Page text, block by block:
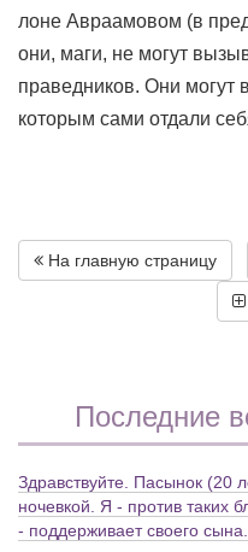
лоне Авраамовом (в
они, маги, не могут
праведников. Они могут
которым сами отдали
На главную страницу
Последние
Здравствуйте. Пасынок (20
ночевкой. Я - против таких
- поддерживает своего